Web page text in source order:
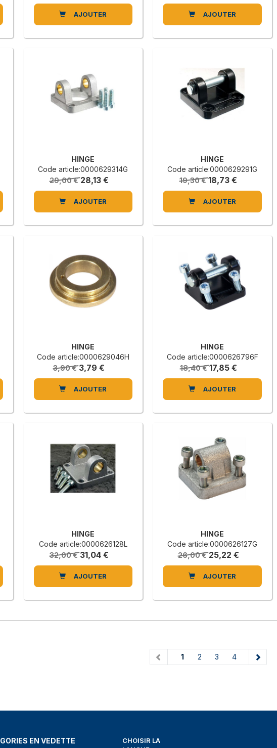
AJOUTER AJOUTER
HINGE
Code article:0000629314G
29,00 € 28,13 €
AJOUTER
HINGE
Code article:0000629291G
19,30 € 18,73 €
AJOUTER
HINGE
Code article:0000629046H
3,90 € 3,79 €
AJOUTER
HINGE
Code article:0000626796F
18,40 € 17,85 €
AJOUTER
HINGE
Code article:0000626128L
32,00 € 31,04 €
AJOUTER
HINGE
Code article:0000626127G
26,00 € 25,22 €
AJOUTER
1 (current)
2 3 4
EN VEDETTE
CHOISIR LA